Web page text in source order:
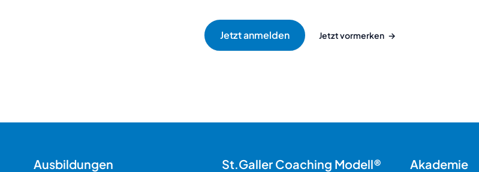
Jetzt vormerken →
Ausbildungen St.Galler Coaching Modell® Akademie